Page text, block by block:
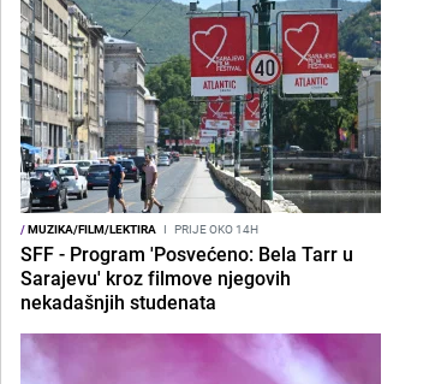
/MUZIKA/FILM/LEKTIRA I PRIJE OKO 14H
SFF - Program 'Posvećeno: Bela Tarr u
Sarajevu' kroz filmove njegovih
nekadašnjih studenata